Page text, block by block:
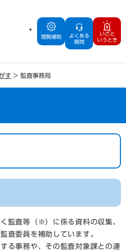
閲覧補助
よくある
質問
いざと
いうとき
す > 監査事務局
監査等（※）に係る資料の収集、
査委員を補助しています。
る事務や、その監査対象課との連